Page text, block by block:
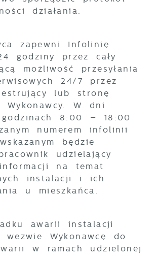
działania.
zapewni Infolinię
godziny przez cały
możliwość przesyłania
24/7 przez
lub stronę
Wykonawcy. W dni
8:00 – 18:00
numerem infolinii
będzie
udzielający
na temat
instalacji i ich
u mieszkańca.
awarii instalacji
wezwie Wykonawcę do
w ramach udzielonej